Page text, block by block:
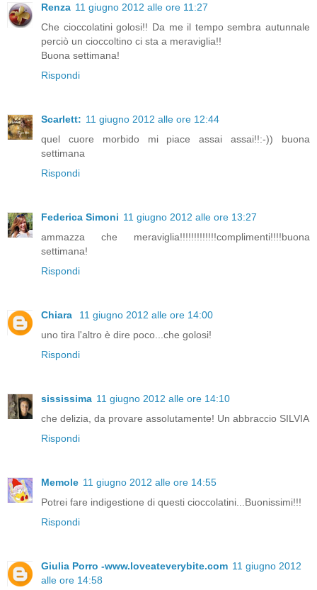
Renza 11 giugno 2012 alle ore 11:27
Che cioccolatini golosi!! Da me il tempo sembra autunnale
perciò un cioccoltino ci sta a meraviglia!!
Buona settimana!
Rispondi
Scarlett: 11 giugno 2012 alle ore 12:44
quel cuore morbido mi piace assai assai!!:-)) buona
settimana
Rispondi
Federica Simoni 11 giugno 2012 alle ore 13:27
ammazza che meraviglia!!!!!!!!!!!!!complimenti!!!!buona
settimana!
Rispondi
Chiara
11 giugno 2012 alle ore 14:00
uno tira l'altro è dire poco...che golosi!
Rispondi
sississima 11 giugno 2012 alle ore 14:10
che delizia, da provare assolutamente! Un abbraccio SILVIA
Rispondi
Memole 11 giugno 2012 alle ore 14:55
Potrei fare indigestione di questi cioccolatini...Buonissimi!!!
Rispondi
Giulia Porro -www.loveateverybite.com 11 giugno 2012
alle ore 14:58